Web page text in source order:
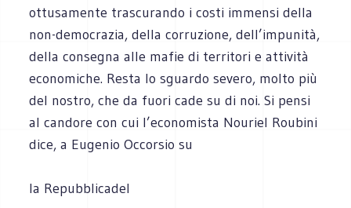
ottusamente trascurando i costi immensi della
non-democrazia, della corruzione, dell’impunità,
della consegna alle mafie di territori e attività
economiche. Resta lo sguardo severo, molto più
del nostro, che da fuori cade su di noi. Si pensi
al candore con cui l’economista Nouriel Roubini
dice, a Eugenio Occorsio su
la Repubblicadel